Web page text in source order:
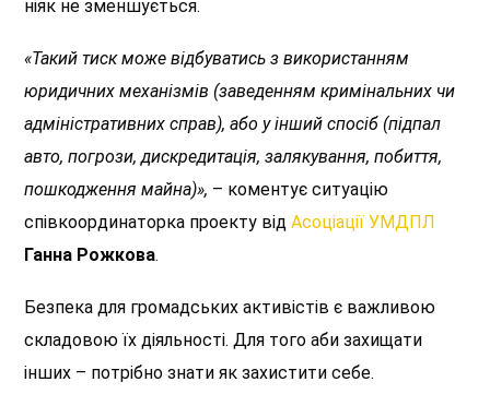
ніяк не зменшується.
«Такий тиск може відбуватись з використанням
юридичних механізмів (заведенням кримінальних чи
адміністративних справ), або у інший спосіб (підпал
авто, погрози, дискредитація, залякування, побиття,
пошкодження майна)», – коментує ситуацію
співкоординаторка проекту відАсоціації УМДПЛ
Ганна Рожкова.
Безпека для громадських активістів є важливою
складовою їх діяльності. Для того аби захищати
інших – потрібно знати як захистити себе.